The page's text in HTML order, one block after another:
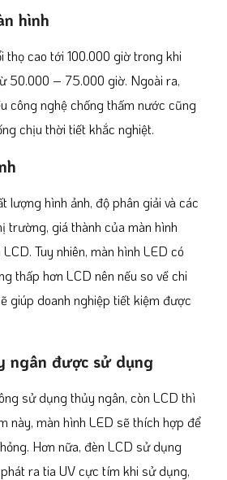
hình
thọ cao tới 100.000 giờ trong khi
50.000 – 75.000 giờ. Ngoài ra,
công nghệ chống thấm nước cũng
chịu thời tiết khắc nghiệt.
lượng hình ảnh, độ phân giải và các
trường, giá thành của màn hình
Tuy nhiên, màn hình LED có
thấp hơn LCD nên nếu so về chi
giúp doanh nghiệp tiết kiệm được
ngân được sử dụng
sử dụng thủy ngân, còn LCD thì
này, màn hình LED sẽ thích hợp để
Hơn nữa, đèn LCD sử dụng
ra tia UV cực tím khi sử dụng,